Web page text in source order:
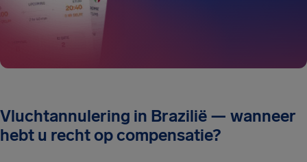
Vluchtannulering in Brazilië — wanneer
hebt u recht op compensatie?